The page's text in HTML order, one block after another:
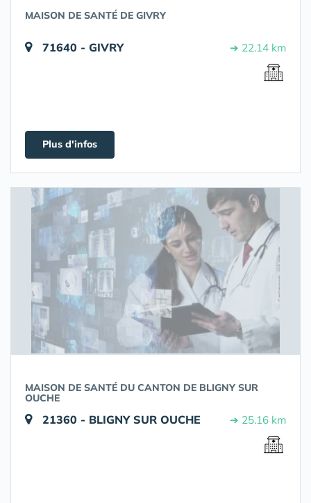
MAISON DE SANTÉ DE GIVRY
71640 - GIVRY ➔ 22.14 km
Plus d'infos
MAISON DE SANTÉ DU CANTON DE BLIGNY SUR
OUCHE
21360 - BLIGNY SUR OUCHE ➔ 25.16 km